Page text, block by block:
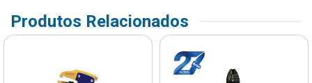
Produtos Relacionados